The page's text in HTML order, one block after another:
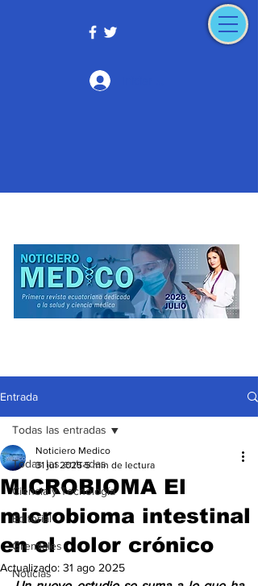
Entrada
Todas las entradas
Ciencia y Tecnología
Editorial
Gremiales
Noticias
Todas las entradas
MICROBIOMA El
microbioma intestinal
en el dolor crónico
Noticiero Medico
31 jul 2025 5 min de lectura
Actualizado: 31 ago 2025